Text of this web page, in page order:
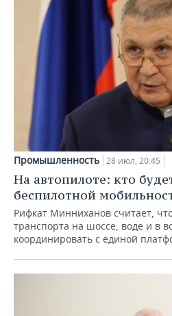
Промышленность 28 июл, 20:45
На автопилоте: кто
беспилотной
Рифкат Минниханов считает,
транспорта на шоссе, воде и в
координировать с единой